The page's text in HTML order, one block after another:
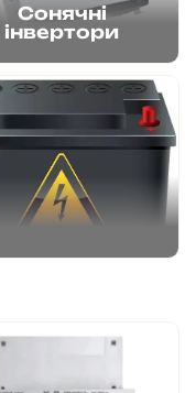
Сонячні
інвертори